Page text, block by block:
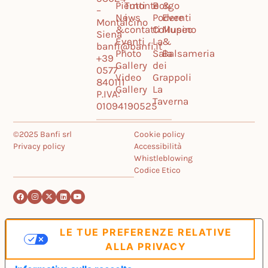
–
Montalcino
Siena
banfi@banfi.it
+39
0577
840111
P.IVA:
01094190525
Piemonte
News
&
Eventi
Photo
Gallery
Video
Gallery
Tutti
i
contatti
Borgo
Podere
Collupino
La
Sala
dei
Grappoli
La
Taverna
&
Eventi
Museo
&
Balsameria
©2025 Banfi srl
Privacy policy
Cookie policy
Accessibilità
Whistleblowing
Codice Etico
LE TUE PREFERENZE RELATIVE
ALLA PRIVACY